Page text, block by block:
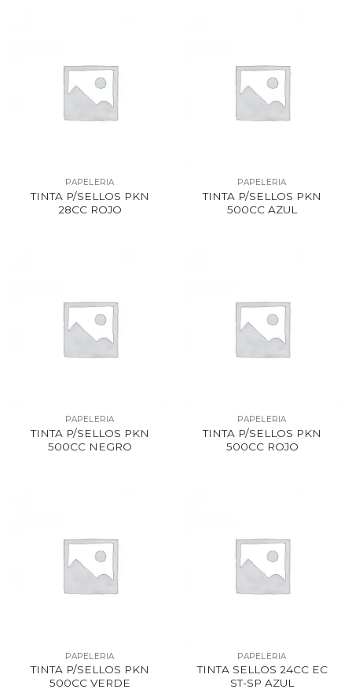
PAPELERIA
TINTA P/SELLOS PKN
28CC ROJO
PAPELERIA
TINTA P/SELLOS PKN
500CC AZUL
PAPELERIA
TINTA P/SELLOS PKN
500CC NEGRO
PAPELERIA
TINTA P/SELLOS PKN
500CC ROJO
PAPELERIA
TINTA P/SELLOS PKN
500CC VERDE
PAPELERIA
TINTA SELLOS 24CC EC
ST-SP AZUL